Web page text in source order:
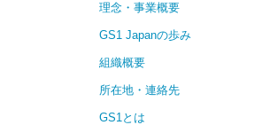
理念・事業概要
GS1 Japanの歩み
組織概要
所在地・連絡先
GS1とは